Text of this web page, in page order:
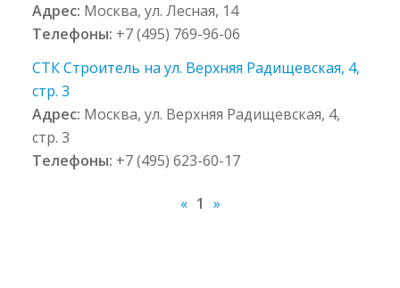
Адрес: Москва, ул. Лесная, 14
Телефоны: +7 (495) 769-96-06
СТК Строитель на ул. Верхняя Радищевская, 4,
стр. 3
Адрес: Москва, ул. Верхняя Радищевская, 4,
стр. 3
Телефоны: +7 (495) 623-60-17
« 1 »